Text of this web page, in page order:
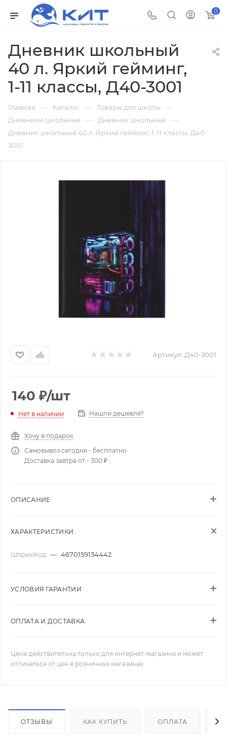
0
Дневник школьный
40 л. Яркий гейминг,
1-11 классы, Д40-3001
Главная — Каталог — Товары для школы —
Дневники школьные — Дневник школьный —
Дневник школьный 40 л. Яркий гейминг, 1-11 классы, Д40-
3001
Артикул: Д40-3001
140 ₽/шт
Нет в наличии Нашли дешевле?
Хочу в подарок
Самовывоз сегодня - бесплатно
Доставка завтра от - 300 ₽
ОПИСАНИЕ
ХАРАКТЕРИСТИКИ
ШтрихКод — 4670159134442
УСЛОВИЯ ГАРАНТИИ
ОПЛАТА И ДОСТАВКА
Цена действительна только для интернет-магазина и может
отличаться от цен в розничных магазинах
ОТЗЫВЫ КАК КУПИТЬ ОПЛАТА